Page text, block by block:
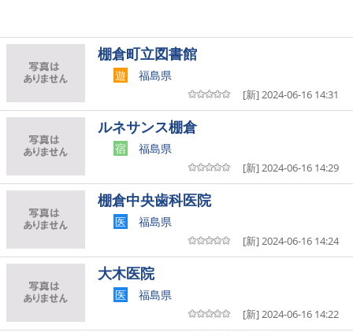
棚倉町立図書館
遊 福島県
[新] 2024-06-16 14:31
ルネサンス棚倉
宿 福島県
[新] 2024-06-16 14:29
棚倉中央歯科医院
医 福島県
[新] 2024-06-16 14:24
大木医院
医 福島県
[新] 2024-06-16 14:22